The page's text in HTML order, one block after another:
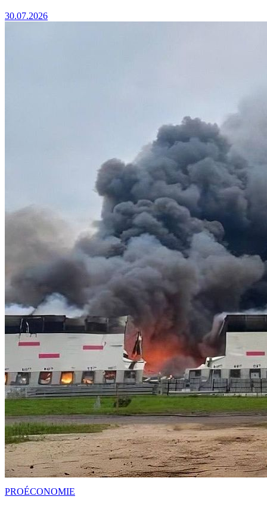
30.07.2026
PROÉCONOMIE